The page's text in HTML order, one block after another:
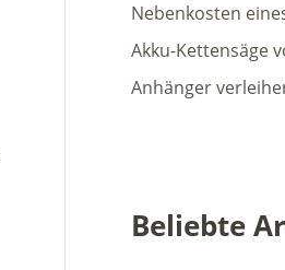
Nebenkosten
Akku-Kettensäge
Anhänger
Beliebte